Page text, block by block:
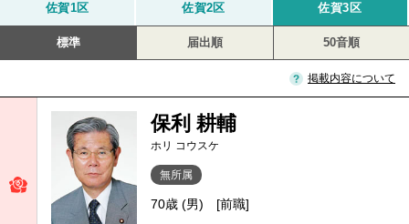
佐賀1区 佐賀2区 佐賀3区
標準 届出順 50音順
掲載内容について
保利 耕輔
ホリ コウスケ
無所属
70歳 (男) [前職]